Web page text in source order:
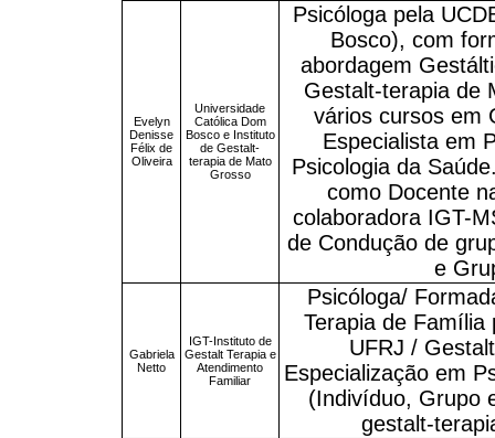
Evelyn
Denisse
Félix de
Oliveira
Universidade
Católica Dom
Bosco e Instituto
de Gestalt-
terapia de Mato
Grosso
Psicóloga pela
Bosco), com
abordagem
Gestalt-terapia de
vários cursos em
Especialista em
Psicologia da
como Docente
colaboradora IGT-
de Condução de
e
Gabriela
Netto
IGT-Instituto de
Gestalt Terapia e
Atendimento
Familiar
Psicóloga/
Terapia de Família
UFRJ /
Especialização em
(Indivíduo, Grupo
gestalt-